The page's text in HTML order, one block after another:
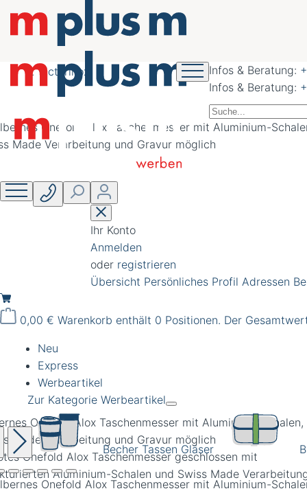
Infos & Beratung:
Infos & Beratung:
Ihr Konto
Anmelden
oder registrieren
Übersicht Persönliches Profil Adressen
0,00 € Warenkorb enthält 0 Positionen. Der
Neu
Express
Werbeartikel
Zur Kategorie Werbeartikel
Becher Tassen Gläser
nachhaltig schöner werben
Victorinox
Onefold Alox Taschenmesser mit Aluminium-Schalen,
Made Verarbeitung und Gravur möglich